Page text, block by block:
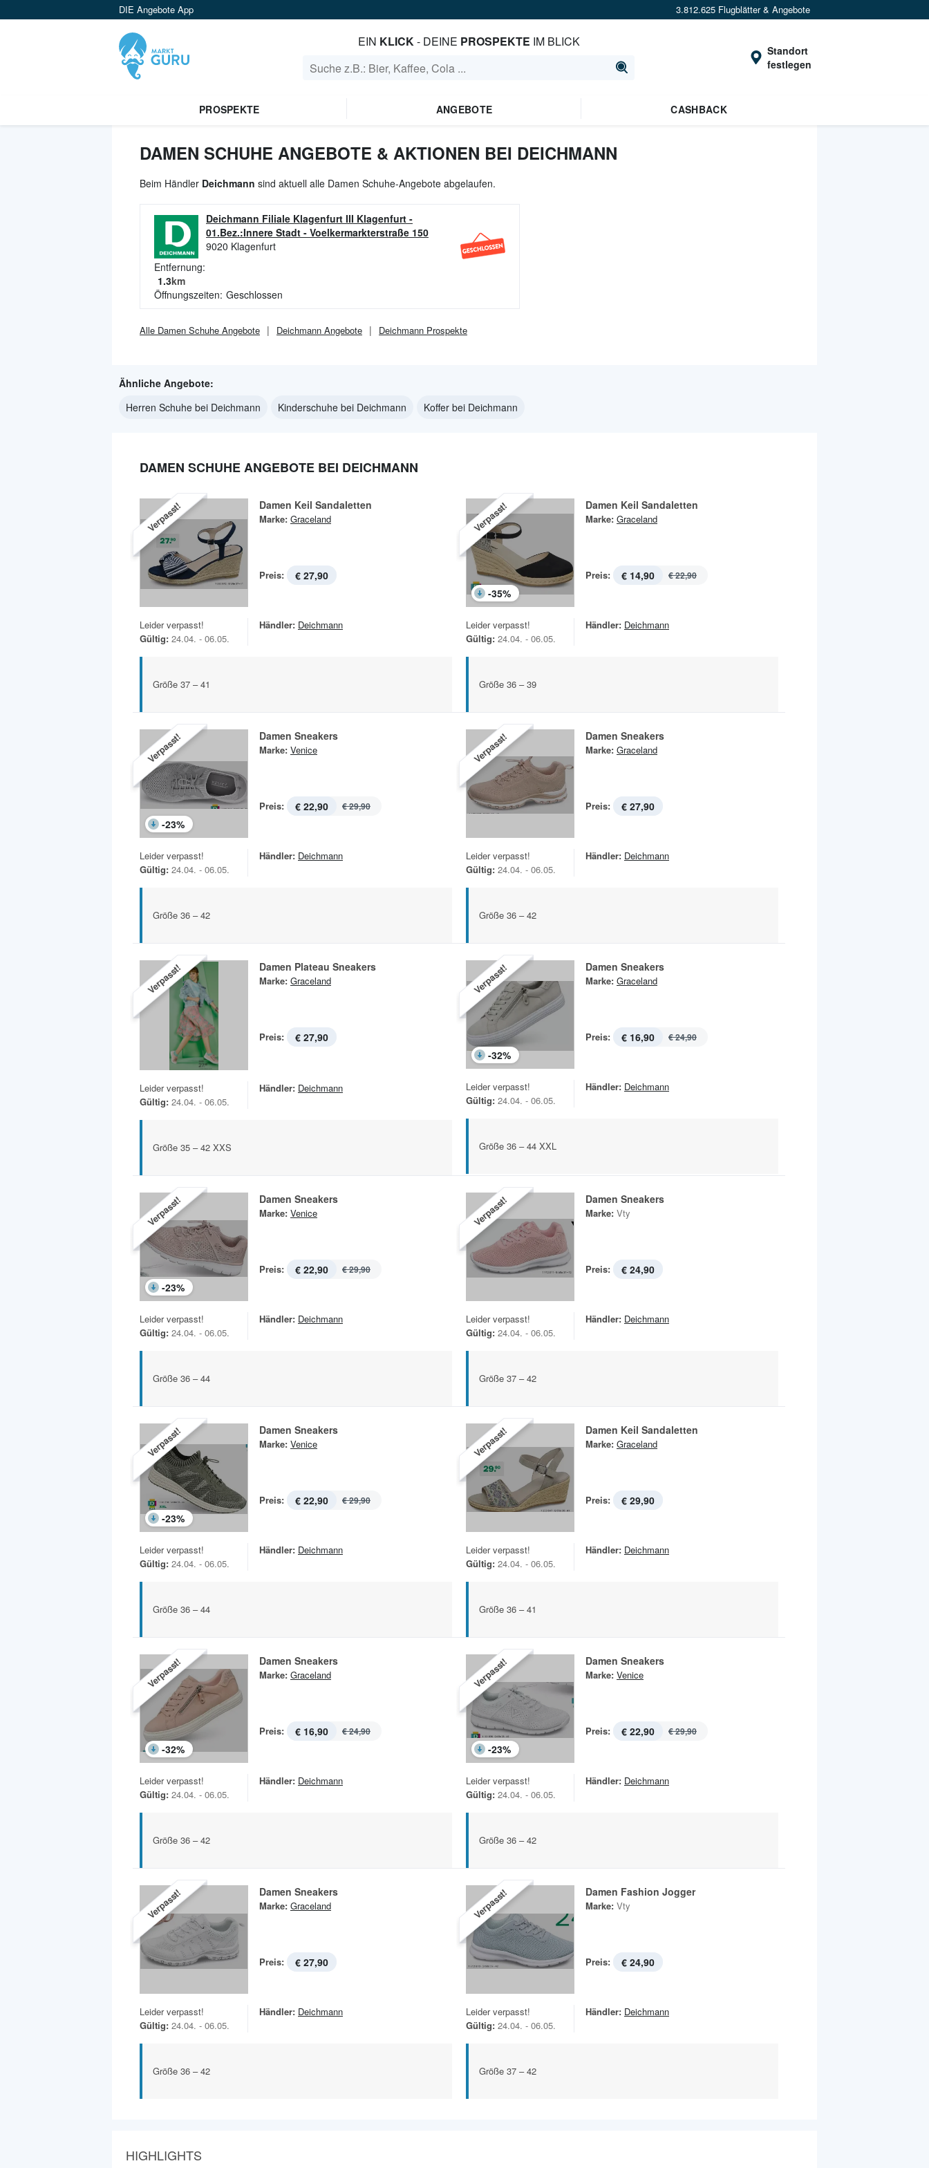
DIE Angebote App 3.812.625 Flugblätter & Angebote
EIN KLICK- DEINE PROSPEKTE IM BLICK
Standort
festlegen
PROSPEKTE ANGEBOTE CASHBACK
DAMEN SCHUHE ANGEBOTE & AKTIONEN BEI DEICHMANN
Beim Händler Deichmann sind aktuell alle Damen Schuhe-Angebote abgelaufen.
Deichmann Filiale Klagenfurt III Klagenfurt -
01.Bez.:Innere Stadt - Voelkermarkterstraße 150
9020 Klagenfurt
Entfernung:
1.3km
Öffnungszeiten: Geschlossen
Alle Damen Schuhe Angebote Deichmann Angebote Deichmann Prospekte
Ähnliche Angebote:
Herren Schuhe bei Deichmann
Kinderschuhe bei Deichmann Koffer bei Deichmann
DAMEN SCHUHE ANGEBOTE BEI DEICHMANN
Verpasst! Damen Keil Sandaletten
Marke: Graceland
Preis: € 27,90
Leider verpasst!
Gültig: 24.04. - 06.05.
Händler: Deichmann
Größe 37 – 41
Verpasst!
-35%
Damen Keil Sandaletten
Marke: Graceland
Preis: € 14,90 € 22,90
Leider verpasst!
Gültig: 24.04. - 06.05.
Händler: Deichmann
Größe 36 – 39
Verpasst!
-23%
Damen Sneakers
Marke: Venice
Preis: € 22,90 € 29,90
Leider verpasst!
Gültig: 24.04. - 06.05.
Händler: Deichmann
Größe 36 – 42
Verpasst! Damen Sneakers
Marke: Graceland
Preis: € 27,90
Leider verpasst!
Gültig: 24.04. - 06.05.
Händler: Deichmann
Größe 36 – 42
Verpasst! Damen Plateau Sneakers
Marke: Graceland
Preis: € 27,90
Leider verpasst!
Gültig: 24.04. - 06.05.
Händler: Deichmann
Größe 35 – 42 XXS
Verpasst!
-32%
Damen Sneakers
Marke: Graceland
Preis: € 16,90 € 24,90
Leider verpasst!
Gültig: 24.04. - 06.05.
Händler: Deichmann
Größe 36 – 44 XXL
Verpasst!
-23%
Damen Sneakers
Marke: Venice
Preis: € 22,90 € 29,90
Leider verpasst!
Gültig: 24.04. - 06.05.
Händler: Deichmann
Größe 36 – 44
Verpasst! Damen Sneakers
Marke: Vty
Preis: € 24,90
Leider verpasst!
Gültig: 24.04. - 06.05.
Händler: Deichmann
Größe 37 – 42
Verpasst!
-23%
Damen Sneakers
Marke: Venice
Preis: € 22,90 € 29,90
Leider verpasst!
Gültig: 24.04. - 06.05.
Händler: Deichmann
Größe 36 – 44
Verpasst! Damen Keil Sandaletten
Marke: Graceland
Preis: € 29,90
Leider verpasst!
Gültig: 24.04. - 06.05.
Händler: Deichmann
Größe 36 – 41
Verpasst!
-32%
Damen Sneakers
Marke: Graceland
Preis: € 16,90 € 24,90
Leider verpasst!
Gültig: 24.04. - 06.05.
Händler: Deichmann
Größe 36 – 42
Verpasst!
-23%
Damen Sneakers
Marke: Venice
Preis: € 22,90 € 29,90
Leider verpasst!
Gültig: 24.04. - 06.05.
Händler: Deichmann
Größe 36 – 42
Verpasst! Damen Sneakers
Marke: Graceland
Preis: € 27,90
Leider verpasst!
Gültig: 24.04. - 06.05.
Händler: Deichmann
Größe 36 – 42
Verpasst! Damen Fashion Jogger
Marke: Vty
Preis: € 24,90
Leider verpasst!
Gültig: 24.04. - 06.05.
Händler: Deichmann
Größe 37 – 42
HIGHLIGHTS